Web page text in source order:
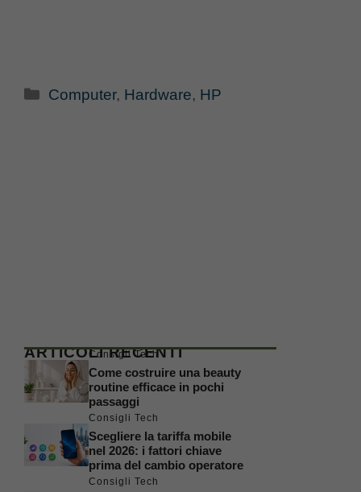
Categorie
Computer, Hardware, HP
ARTICOLI RECENTI
Consigli Tech
Come costruire una beauty
routine efficace in pochi
passaggi
Consigli Tech
Scegliere la tariffa mobile
nel 2026: i fattori chiave
prima del cambio operatore
Consigli Tech